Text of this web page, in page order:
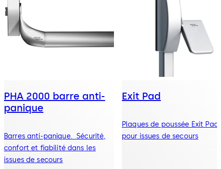
PHA 2000 barre anti-
panique
Barres anti-panique. Sécurité,
confort et fiabilité dans les
issues de secours
Exit Pad
Plaques de poussée Exit Pad
pour issues de secours